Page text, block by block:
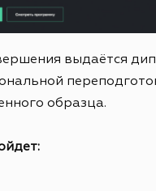
выдаётся
образца.